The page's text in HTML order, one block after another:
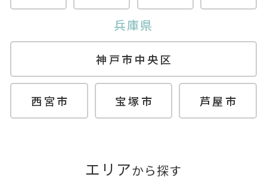
兵庫県
神戸市中央区
西宮市 宝塚市 芦屋市
エリアから探す